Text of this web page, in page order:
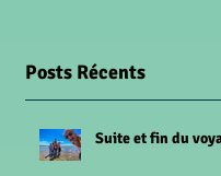
Posts Récents
Suite et fin du